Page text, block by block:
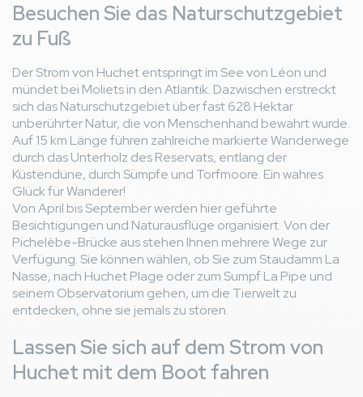
Besuchen Sie das Naturschutzgebiet
zu Fuß
Der Strom von Huchet entspringt im See von Léon und
mündet bei Moliets in den Atlantik. Dazwischen erstreckt
sich das Naturschutzgebiet über fast 628 Hektar
unberührter Natur, die von Menschenhand bewahrt wurde.
Auf 15 km Länge führen zahlreiche markierte Wanderwege
durch das Unterholz des Reservats, entlang der
Küstendüne, durch Sümpfe und Torfmoore. Ein wahres
Glück für Wanderer!
Von April bis September werden hier geführte
Besichtigungen und Naturausflüge organisiert. Von der
Pichelèbe-Brücke aus stehen Ihnen mehrere Wege zur
Verfügung. Sie können wählen, ob Sie zum Staudamm La
Nasse, nach Huchet Plage oder zum Sumpf La Pipe und
seinem Observatorium gehen, um die Tierwelt zu
entdecken, ohne sie jemals zu stören.
Lassen Sie sich auf dem Strom von
Huchet mit dem Boot fahren